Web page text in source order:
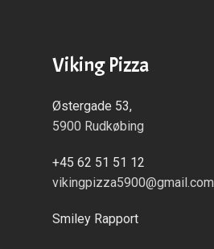
Viking Pizza
Østergade 53,
5900 Rudkøbing
+45 62 51 51 12
vikingpizza5900@gmail.com
Smiley Rapport